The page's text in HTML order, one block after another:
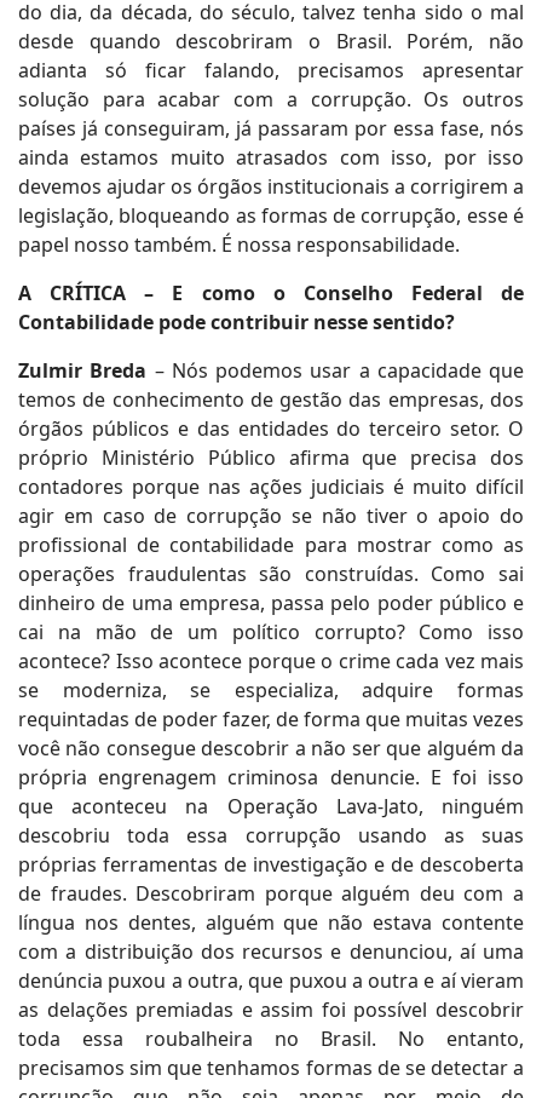
do dia, da década, do século, talvez tenha sido o mal
desde quando descobriram o Brasil. Porém, não
adianta só ficar falando, precisamos apresentar
solução para acabar com a corrupção. Os outros
países já conseguiram, já passaram por essa fase, nós
ainda estamos muito atrasados com isso, por isso
devemos ajudar os órgãos institucionais a corrigirem a
legislação, bloqueando as formas de corrupção, esse é
papel nosso também. É nossa responsabilidade.
A CRÍTICA – E como o Conselho Federal de
Contabilidade pode contribuir nesse sentido?
Zulmir Breda – Nós podemos usar a capacidade que
temos de conhecimento de gestão das empresas, dos
órgãos públicos e das entidades do terceiro setor. O
próprio Ministério Público afirma que precisa dos
contadores porque nas ações judiciais é muito difícil
agir em caso de corrupção se não tiver o apoio do
profissional de contabilidade para mostrar como as
operações fraudulentas são construídas. Como sai
dinheiro de uma empresa, passa pelo poder público e
cai na mão de um político corrupto? Como isso
acontece? Isso acontece porque o crime cada vez mais
se moderniza, se especializa, adquire formas
requintadas de poder fazer, de forma que muitas vezes
você não consegue descobrir a não ser que alguém da
própria engrenagem criminosa denuncie. E foi isso
que aconteceu na Operação Lava-Jato, ninguém
descobriu toda essa corrupção usando as suas
próprias ferramentas de investigação e de descoberta
de fraudes. Descobriram porque alguém deu com a
língua nos dentes, alguém que não estava contente
com a distribuição dos recursos e denunciou, aí uma
denúncia puxou a outra, que puxou a outra e aí vieram
as delações premiadas e assim foi possível descobrir
toda essa roubalheira no Brasil. No entanto,
precisamos sim que tenhamos formas de se detectar a